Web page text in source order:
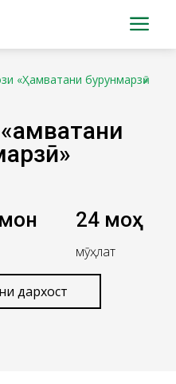
«Ҳамватани бурунмарзӣ»
24 моҳ
мӯҳлат
дархост